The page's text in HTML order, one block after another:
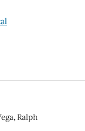
‪Ralph